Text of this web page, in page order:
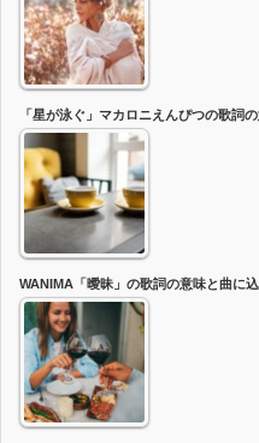
「星が泳ぐ」マカロニえんぴつの歌詞
WANIMA「曖昧」の歌詞の意味と曲に